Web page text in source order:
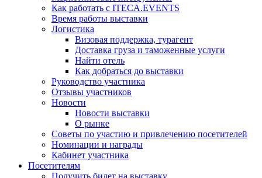
Как работать с ITECA.EVENTS
Время работы выставки
Логистика
Визовая поддержка, турагент
Доставка груза и таможенные услуги
Найти отель
Как добраться до выставки
Руководство участника
Отзывы участников
Новости
Новости выставки
О рынке
Советы по участию и привлечению посетителей
Номинации и награды
Кабинет участника
Посетителям
Получить билет на выставку